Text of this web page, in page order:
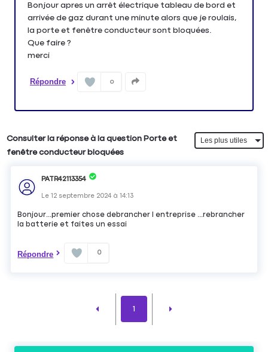
Bonjour apres un arrêt électrique tableau de bord et
arrivée de gaz durant une minute alors que je roulais,
la porte et fenêtre conducteur sont bloquées.
Que faire ?
merci
Répondre 0
Consulter la réponse à la question Porte et
fenêtre conducteur bloquées
PATR42113354
Le12 septembre 2024 à14:13
Bonjour...premier chose debrancher l entreprise ...rebrancher
la batterie et faites un essai
Répondre 0
1